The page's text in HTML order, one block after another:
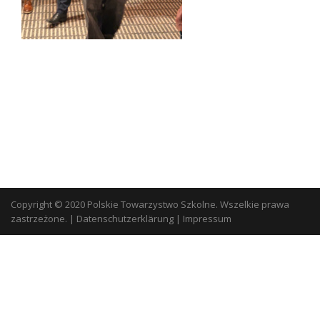
Copyright © 2020 Polskie Towarzystwo Szkolne. Wszelkie prawa
zastrzeżone. | Datenschutzerklärung | Impressum